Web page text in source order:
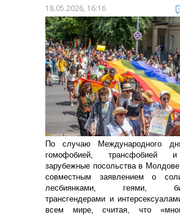
18.05.2026, 16:16
По случаю Международного
гомофобией, трансфобией
зарубежные посольства в
совместным заявлением о
лесбиянками, геями,
трансгендерами и
всем мире, считая, что